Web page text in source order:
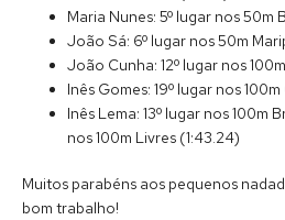
Maria Nunes: 5º lugar nos 50m
João Sá: 6º lugar nos 50m
João Cunha: 12º lugar nos
Inês Gomes: 19º lugar nos
Inês Lema: 13º lugar nos 100m
nos 100m Livres (1:43.24)
Muitos parabéns aos pequenos
bom trabalho!